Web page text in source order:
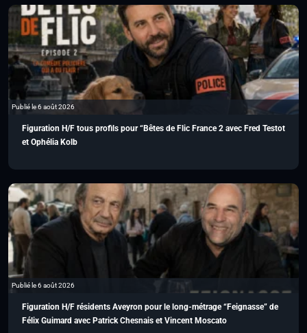
Publié le 6 août 2026
Figuration H/F tous profils pour “Bêtes de Flic France 2 avec Fred Testot
et Ophélia Kolb
Publié le 6 août 2026
Figuration H/F résidents Aveyron pour le long-métrage “Feignasse” de
Félix Guimard avec Patrick Chesnais et Vincent Moscato